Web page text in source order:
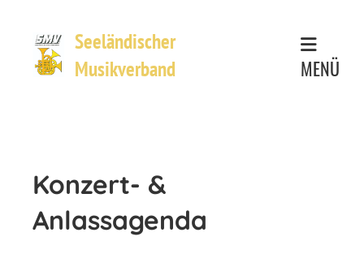
Seeländischer
Musikverband
MENÜ
Konzert- &
Anlassagenda